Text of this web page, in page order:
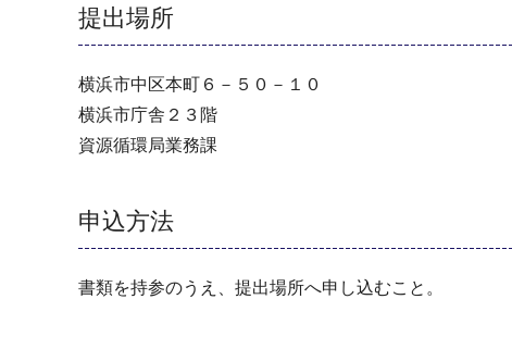
提出場所
横浜市中区本町６－５０－１０
横浜市庁舎２３階
資源循環局業務課
申込方法
書類を持参のうえ、提出場所へ申し込むこと。